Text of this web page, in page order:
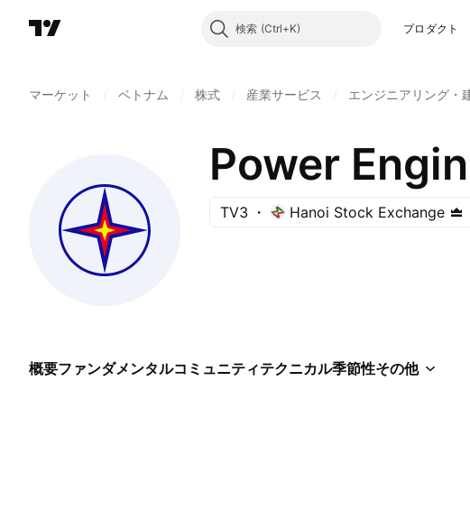
検索 プロダクト
マーケット ベトナム 株式 産業サービス エンジニアリング・
Power
TV3 Hanoi Stock Exchange
概要ファンダメンタルコミュニティテクニカル季節性その他